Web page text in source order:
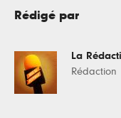
Rédigé par
La
Rédaction